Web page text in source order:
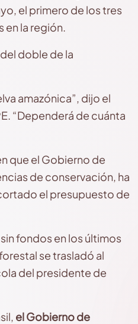
el primero de los tres
en la región.
doble de la
amazónica”, dijo el
“Dependerá de cuánta
que el Gobierno de
de conservación, ha
el presupuesto de
fondos en los últimos
se trasladó al
del presidente de
el Gobierno de